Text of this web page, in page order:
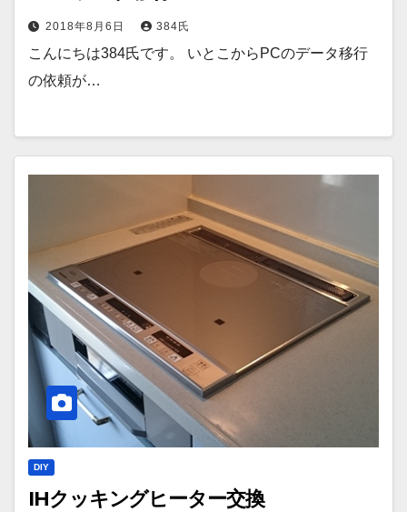
2018年8月6日 384氏
こんにちは384氏です。 いとこからPCのデータ移行
の依頼が…
DIY
IHクッキングヒーター交換